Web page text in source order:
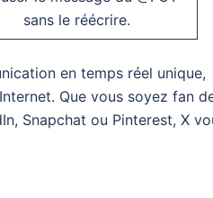
sans le réécrire.
en temps réel unique,
Que vous soyez fan
Snapchat ou Pinterest, X